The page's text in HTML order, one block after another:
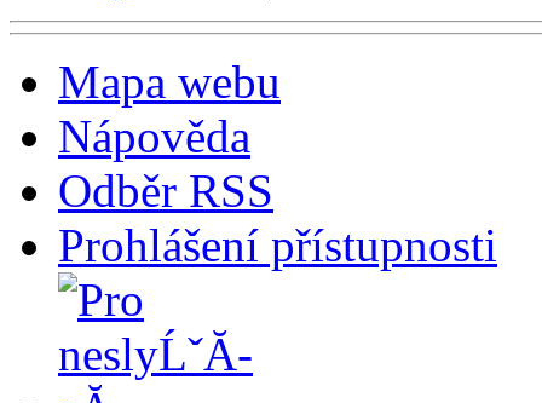
Mapa webu
Nápověda
Odběr RSS
Prohlášení přístupnosti